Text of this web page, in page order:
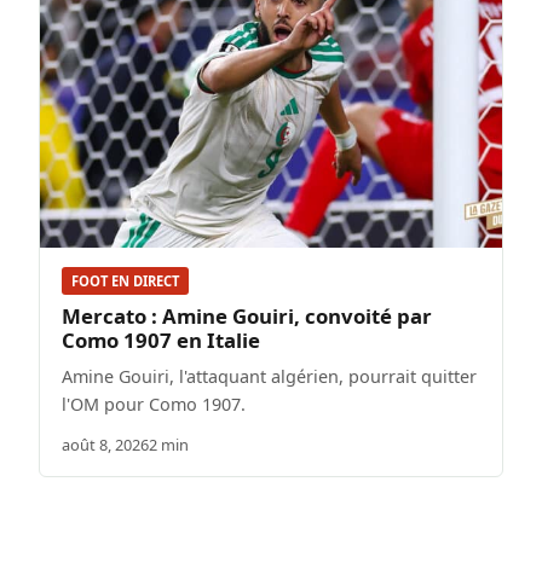
FOOT EN DIRECT
Mercato : Amine Gouiri, convoité par
Como 1907 en Italie
Amine Gouiri, l'attaquant algérien, pourrait quitter
l'OM pour Como 1907.
août 8, 20262 min